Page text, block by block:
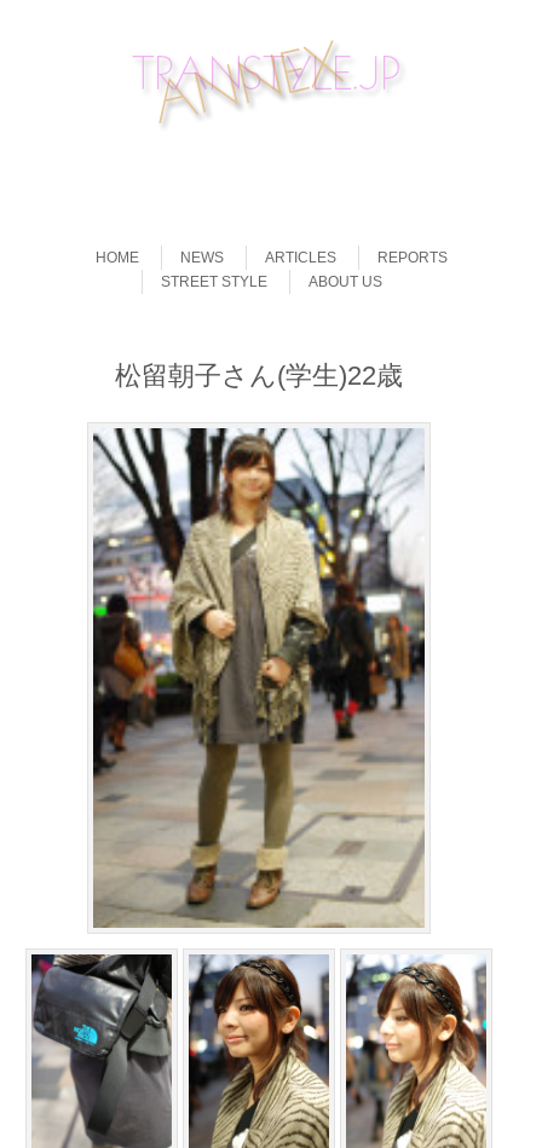
HOME
NEWS ARTICLES
REPORTS
STREET STYLE
ABOUT US
松留朝子さん(学生)22歳